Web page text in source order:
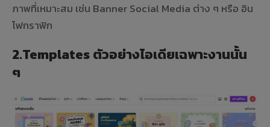
ภาพที่เหมาะสม เช่น Banner Social Media ต่าง ๆ หรือ อิน
โฟกราฟิก
2.Templates ตัวอย่างไอเดียเฉพาะงานนั้น
ๆ